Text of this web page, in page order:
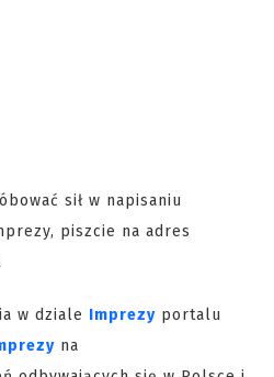
sił w napisaniu
piszcie na adres
w dziale Imprezy portalu
na